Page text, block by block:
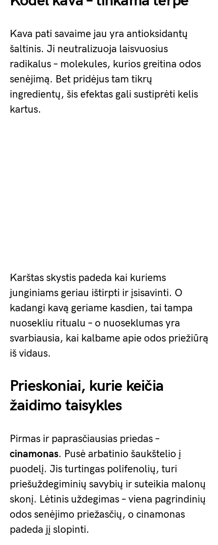
Kava pati savaime jau yra antioksidantų
šaltinis. Ji neutralizuoja laisvuosius
radikalus – molekules, kurios greitina odos
senėjimą. Bet pridėjus tam tikrų
ingredientų, šis efektas gali sustiprėti kelis
kartus.
Karštas skystis padeda kai kuriems
junginiams geriau ištirpti ir įsisavinti. O
kadangi kavą geriame kasdien, tai tampa
nuosekliu ritualu – o nuoseklumas yra
svarbiausia, kai kalbame apie odos priežiūrą
iš vidaus.
Prieskoniai, kurie keičia
žaidimo taisykles
Pirmas ir paprasčiausias priedas –
cinamonas. Pusė arbatinio šaukštelio į
puodelį. Jis turtingas polifenolių, turi
priešuždegiminių savybių ir suteikia malonų
skonį. Lėtinis uždegimas – viena pagrindinių
odos senėjimo priežasčių, o cinamonas
padeda jį slopinti.